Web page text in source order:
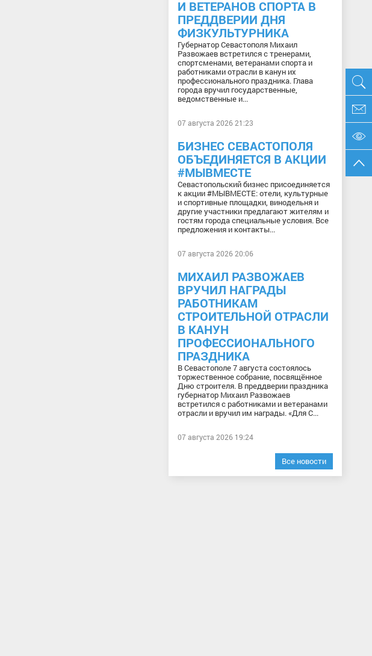
И ВЕТЕРАНОВ СПОРТА В
ПРЕДДВЕРИИ ДНЯ
ФИЗКУЛЬТУРНИКА
Губернатор Севастополя Михаил
Развожаев встретился с тренерами,
спортсменами, ветеранами спорта и
работниками отрасли в канун их
профессионального праздника. Глава
города вручил государственные,
ведомственные и...
07 августа 2026 21:23
БИЗНЕС СЕВАСТОПОЛЯ
ОБЪЕДИНЯЕТСЯ В АКЦИИ
#МЫВМЕСТЕ
Севастопольский бизнес присоединяется
к акции #МЫВМЕСТЕ: отели, культурные
и спортивные площадки, винодельня и
другие участники предлагают жителям и
гостям города специальные условия. Все
предложения и контакты...
07 августа 2026 20:06
МИХАИЛ РАЗВОЖАЕВ
ВРУЧИЛ НАГРАДЫ
РАБОТНИКАМ
СТРОИТЕЛЬНОЙ ОТРАСЛИ
В КАНУН
ПРОФЕССИОНАЛЬНОГО
ПРАЗДНИКА
В Севастополе 7 августа состоялось
торжественное собрание, посвящённое
Дню строителя. В преддверии праздника
губернатор Михаил Развожаев
встретился с работниками и ветеранами
отрасли и вручил им награды. «Для С...
07 августа 2026 19:24
Все новости